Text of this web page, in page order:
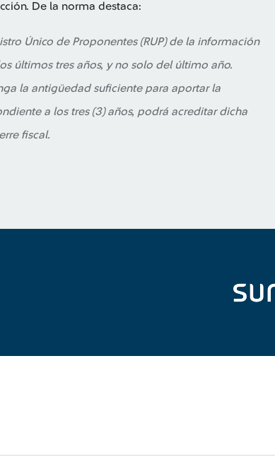
De la norma destaca:
Único de Proponentes (RUP) de la información
últimos tres años, y no solo del último año.
la antigüedad suficiente para aportar la
a los tres (3) años, podrá acreditar dicha
fiscal.